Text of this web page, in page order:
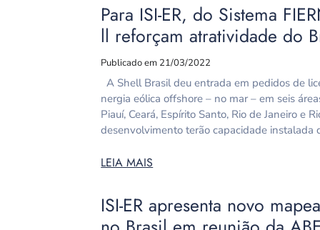
Para ISI-ER, do Sistema
ll reforçam atratividade do
Publicado em 21/03/2022
A Shell Brasil deu entrada em pedidos de
nergia eólica offshore – no mar – em seis
Piauí, Ceará, Espírito Santo, Rio de Janeiro e
desenvolvimento terão capacidade instalada
LEIA MAIS
ISI-ER apresenta novo